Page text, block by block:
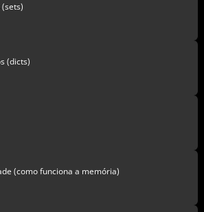
(dicts)
(como funciona a memória)